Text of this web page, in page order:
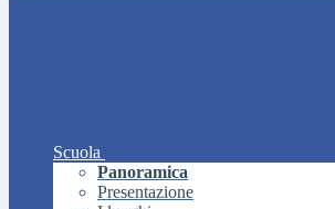
Scuola
Panoramica
Presentazione